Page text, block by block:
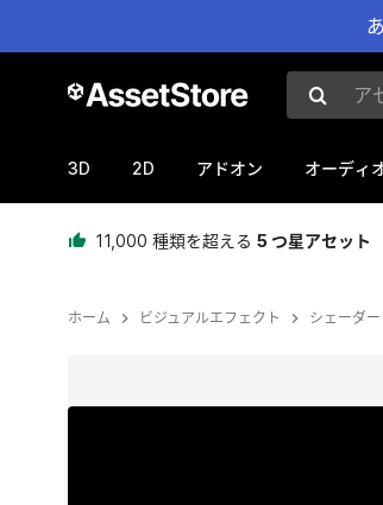
アセット
3D 2D アドオン オーディ
11,000 種類を超える 5 つ星アセット
ホーム ビジュアルエフェクト シェーダー